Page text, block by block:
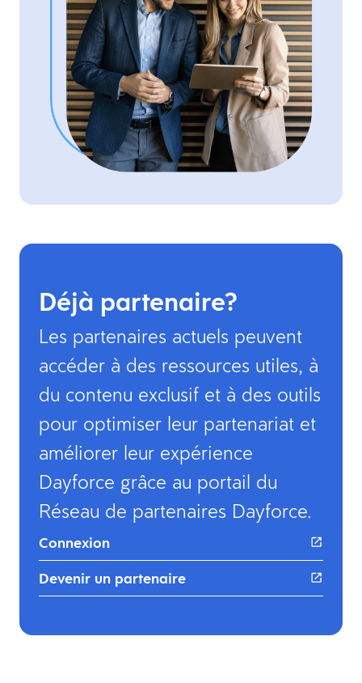
Déjà partenaire?
Les partenaires actuels peuvent
accéder à des ressources utiles, à
du contenu exclusif et à des outils
pour optimiser leur partenariat et
améliorer leur expérience
Dayforce grâce au portail du
Réseau de partenaires Dayforce. ​
Connexion
Devenir un partenaire